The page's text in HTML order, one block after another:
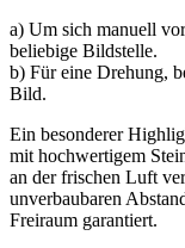
a) Um sich manuell
beliebige Bildstelle.
b) Für eine Drehung,
Bild.
Ein besonderer
mit hochwertigem
an der frischen Luft
unverbaubaren
Freiraum garantiert.